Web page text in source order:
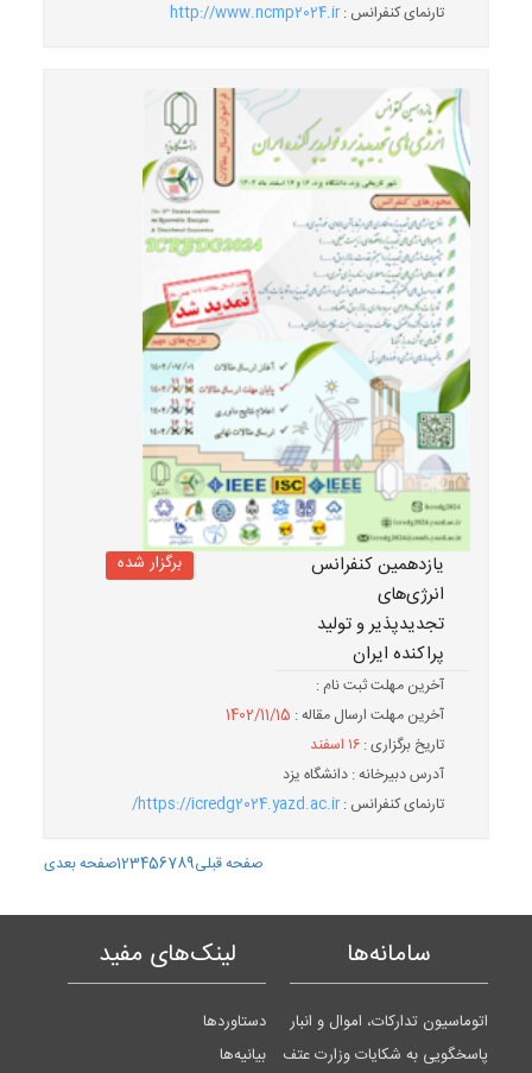
تارنمای کنفرانس :http://www.ncmp2024.ir
یازدهمین کنفرانس
انرژی‌های
تجدیدپذیر و تولید
پراکنده ایران
برگزار شده
آخرین مهلت ثبت نام :
آخرین مهلت ارسال مقاله : 1402/11/15
تاریخ برگزاری :۱۶ اسفند
آدرس دبیرخانه : دانشگاه یزد
تارنمای کنفرانس :https://icredg2024.yazd.ac.ir/
صفحه قبلی 123456789 صفحه بعدی
سامانه‌ها
اتوماسیون تدارکات، اموال و انبار
پاسخگویی به شکایات وزارت عتف
لینک‌های مفید
دستاوردها
بیانیه‌ها